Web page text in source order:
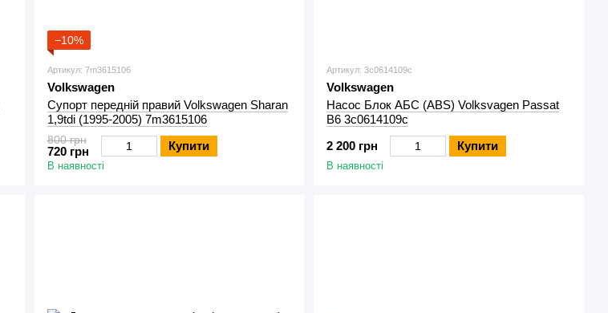
−10%
Артикул: 7m3615106
Volkswagen
Супорт передній правий Volkswagen Sharan
1,9tdi (1995-2005) 7m3615106
800 грн
720 грн Купити
В наявності
Артикул: 3c0614109c
Volkswagen
Насос Блок АБС (ABS) Volksvagen Passat
B6 3c0614109c
2 200 грн
Купити
В наявності